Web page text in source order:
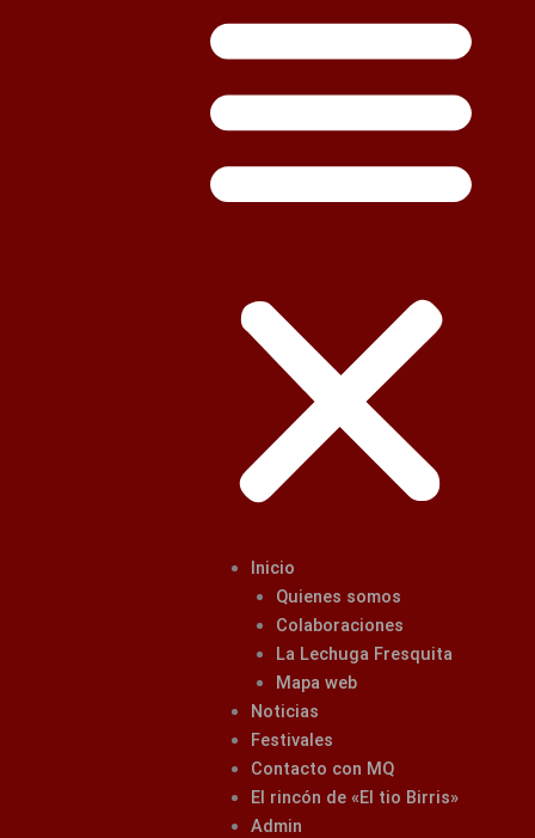
Inicio
Quienes somos
Colaboraciones
La Lechuga Fresquita
Mapa web
Noticias
Festivales
Contacto con MQ
El rincón de «El tio Birris»
Admin